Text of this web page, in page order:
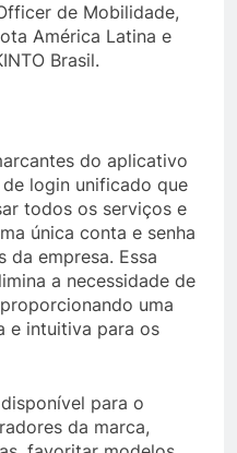
de Mobilidade,
América Latina e
Brasil.
do aplicativo
login unificado que
todos os serviços e
única conta e senha
da empresa. Essa
a necessidade de
uma
e intuitiva para os
para o
da marca,